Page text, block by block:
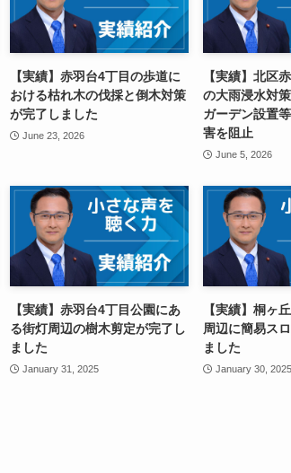
【実績】赤羽台4丁目の歩道に
おける枯れ木の伐採と倒木対策
が完了しました
June 23, 2026
【実績】北区
の大雨浸水対
ガーデン設置
害を阻止
June 5, 2026
【実績】赤羽台4丁目公園にあ
る街灯周辺の樹木剪定が完了し
ました
January 31, 2025
【実績】桐ヶ
周辺に簡易ス
ました
January 30, 2025